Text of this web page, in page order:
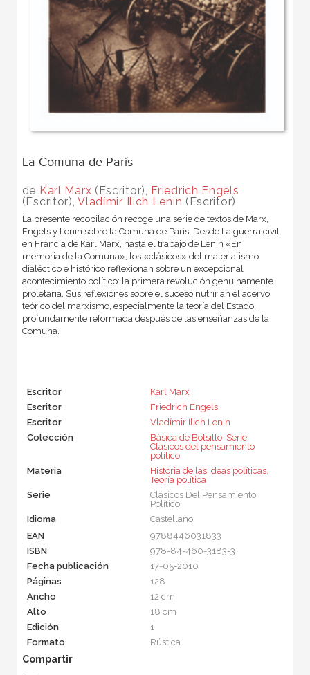
La Comuna de París
de Karl Marx (Escritor), Friedrich Engels
(Escritor),Vladímir Ilich Lenin (Escritor)
La presente recopilación recoge una serie de textos de Marx,
Engels y Lenin sobre la Comuna de París. Desde La guerra civil
en Francia de Karl Marx, hasta el trabajo de Lenin «En
memoria de la Comuna», los «clásicos» del materialismo
dialéctico e histórico reflexionan sobre un excepcional
acontecimiento político: la primera revolución genuinamente
proletaria. Sus reflexiones sobre el suceso nutrirían el acervo
teórico del marxismo, especialmente la teoría del Estado,
profundamente reformada después de las enseñanzas de la
Comuna.
Escritor
Karl Marx
Escritor
Friedrich Engels
Escritor
Vladímir Ilich Lenin
Colección
Básica de Bolsillo  Serie
Clásicos del pensamiento
político
Materia
Historia de las ideas políticas,
Teoría política
Serie
Clásicos Del Pensamiento
Político
Idioma
Castellano
EAN
9788446031833
ISBN
978-84-460-3183-3
Fecha publicación
17-05-2010
Páginas
128
Ancho
12 cm
Alto
18 cm
Edición
1
Formato
Rústica